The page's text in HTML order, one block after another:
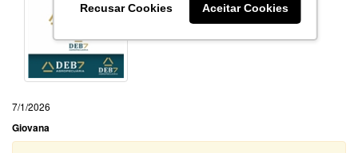
Recusar Cookies Aceitar Cookies
7/1/2026
Giovana